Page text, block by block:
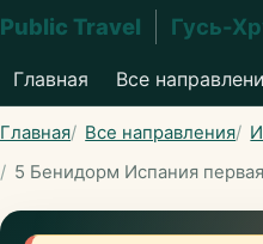
Public Travel Гусь-
Главная Все
Главная Все направления
5 Бенидорм Испания